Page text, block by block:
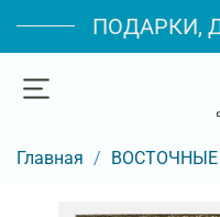
ПОДАРКИ,
Главная